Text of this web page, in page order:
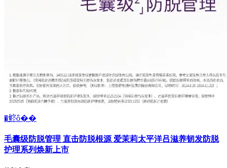
�鿴ȫ��
毛囊级防脱管理 直击防脱根源 爱茉莉太平洋吕滋养韧发防脱
护理系列焕新上市